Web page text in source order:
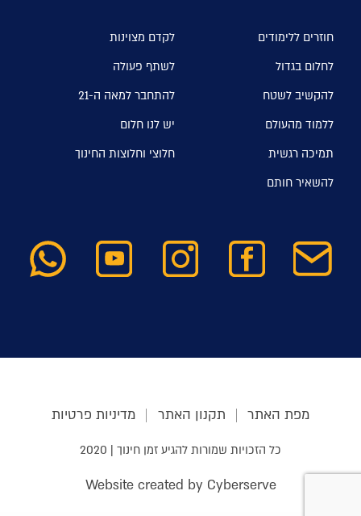
חוזרים ללימודים
לקדם מצוינות
לחלום בגדול
לשתף פעולה
להקשיב לשטח
להתחבר למאה ה-21
ללמוד מהעולם
יש לנו חלום
תמיכה רגשית
חלוצי וחלוצות החינוך
להשאיר חותם
מפת האתר תקנון האתר מדיניות פרטיות
כל הזכויות שמורות להגיע זמן חינוך | 2020
Website created by Cyberserve